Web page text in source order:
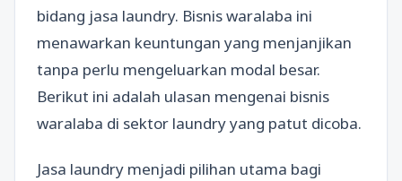
bidang jasa laundry. Bisnis waralaba ini
menawarkan keuntungan yang menjanjikan
tanpa perlu mengeluarkan modal besar.
Berikut ini adalah ulasan mengenai bisnis
waralaba di sektor laundry yang patut dicoba.
Jasa laundry menjadi pilihan utama bagi